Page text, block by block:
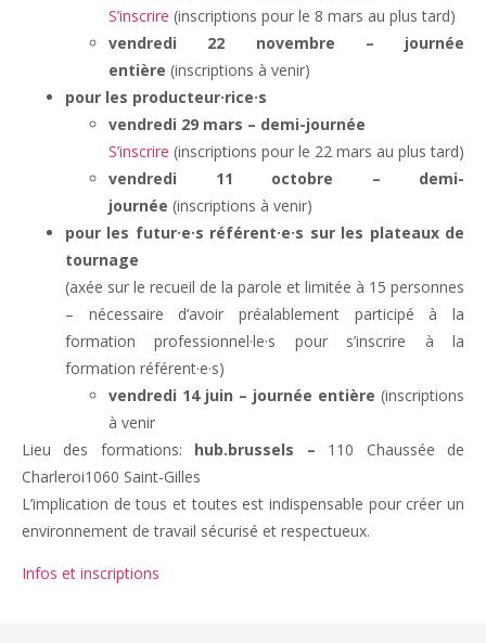
S’inscrire (inscriptions pour le 8 mars au plus tard)
vendredi 22 novembre – journée
entière (inscriptions à venir)
pour les producteur·rice·s
vendredi 29 mars – demi-journée
S’inscrire (inscriptions pour le 22 mars au plus tard)
vendredi 11 octobre – demi-
journée (inscriptions à venir)
pour les futur·e·s référent·e·s sur les plateaux de
tournage
(axée sur le recueil de la parole et limitée à 15 personnes
– nécessaire d’avoir préalablement participé à la
formation professionnel·le·s pour s’inscrire à la
formation référent·e·s)
vendredi 14 juin – journée entière (inscriptions
à venir
Lieu des formations: hub.brussels – 110 Chaussée de
Charleroi1060 Saint-Gilles
L’implication de tous et toutes est indispensable pour créer un
environnement de travail sécurisé et respectueux.
Infos et inscriptions